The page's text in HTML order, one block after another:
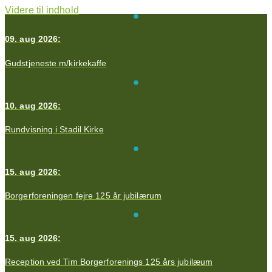
Videre til indhold
09. aug 2026:
Gudstjeneste m/kirkekaffe
10. aug 2026:
Rundvisning i Stadil Kirke
15. aug 2026:
Borgerforeningen fejre 125 år jubilærum
15. aug 2026:
Reception ved Tim Borgerforenings 125 års jubilæum